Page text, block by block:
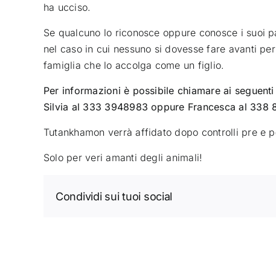
ha ucciso.
Se qualcuno lo riconosce oppure conosce i suoi
nel caso in cui nessuno si dovesse fare avanti
famiglia che lo accolga come un figlio.
Per informazioni è possibile chiamare ai
Silvia al 333 3948983 oppure Francesca al 338
Tutankhamon verrà affidato dopo controlli pre e
Solo per veri amanti degli animali!
Condividi sui tuoi social